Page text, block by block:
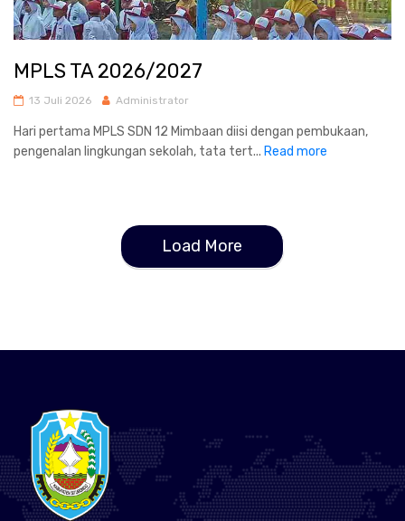
MPLS TA 2026/2027
13 Juli 2026 Administrator
Hari pertama MPLS SDN 12 Mimbaan diisi dengan pembukaan,
pengenalan lingkungan sekolah, tata tert... Read more
Load More